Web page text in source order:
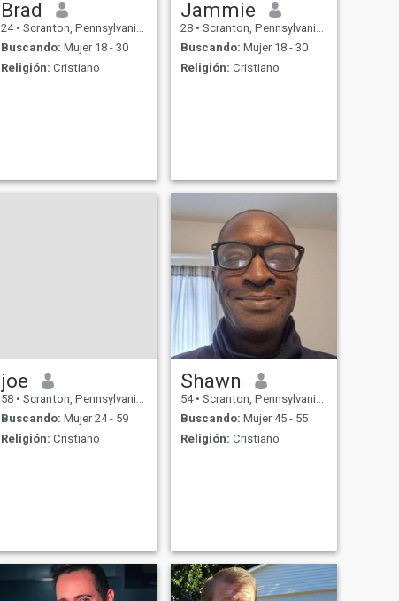
Brad
24 • Scranton, Pennsylvania, Estados Unidos
Buscando: Mujer 18 - 30
Religión: Cristiano
Jammie
28 • Scranton, Pennsylvania, Estados Unidos
Buscando: Mujer 18 - 30
Religión: Cristiano
joe
58 • Scranton, Pennsylvania, Estados Unidos
Buscando: Mujer 24 - 59
Religión: Cristiano
Shawn
54 • Scranton, Pennsylvania, Estados Unidos
Buscando: Mujer 45 - 55
Religión: Cristiano